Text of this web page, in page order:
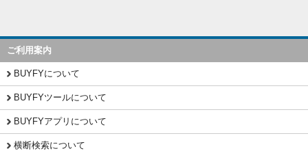
ご利用案内
BUYFYについて
BUYFYツールについて
BUYFYアプリについて
横断検索について